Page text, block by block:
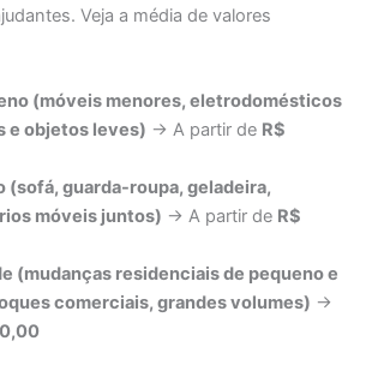
Veja a média de valores
(móveis menores, eletrodomésticos
e objetos leves) → A partir de R$
(sofá, guarda-roupa, geladeira,
móveis juntos) → A partir de R$
(mudanças residenciais de pequeno e
comerciais, grandes volumes) →